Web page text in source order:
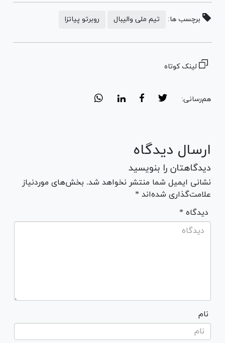
برچسب ها: تیم ملی والیبال روبرتو پیاتزا
لینک کوتاه
هم‌رسانی:
ارسال دیدگاه
دیدگاهتان را بنویسید
نشانی ایمیل شما منتشر نخواهد شد. بخش‌های موردنیاز
علامت‌گذاری شده‌اند *
* دیدگاه
نام